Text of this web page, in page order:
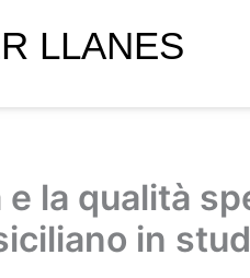
LLANES
la qualità
in